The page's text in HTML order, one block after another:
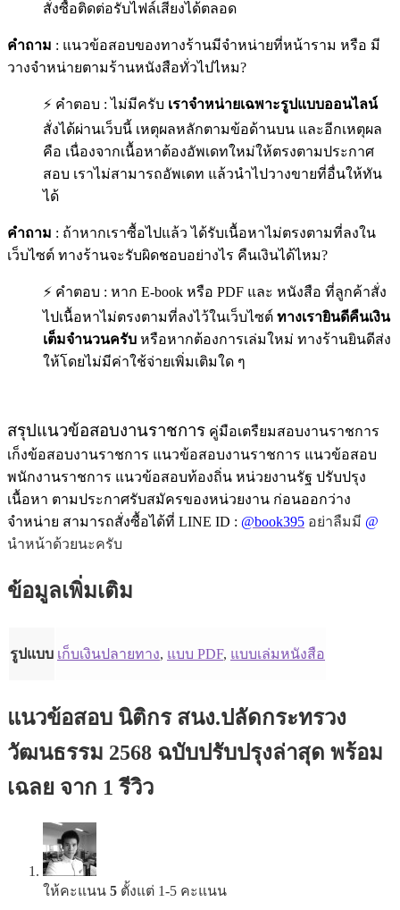
สั่งซื้อติดต่อรับไฟล์เสียงได้ตลอด
คำถาม : แนวข้อสอบของทางร้านมีจำหน่ายที่หน้าราม หรือ มี
วางจำหน่ายตามร้านหนังสือทั่วไปไหม?
⚡ คำตอบ : ไม่มีครับ เราจำหน่ายเฉพาะรูปแบบออนไลน์
สั่งได้ผ่านเว็บนี้ เหตุผลหลักตามข้อด้านบน และอีกเหตุผล
คือ เนื่องจากเนื้อหาต้องอัพเดทใหม่ให้ตรงตามประกาศ
สอบ เราไม่สามารถอัพเดท แล้วนำไปวางขายที่อื่นให้ทัน
ได้
คำถาม : ถ้าหากเราซื้อไปแล้ว ได้รับเนื้อหาไม่ตรงตามที่ลงใน
เว็บไซต์ ทางร้านจะรับผิดชอบอย่างไร คืนเงินได้ไหม?
⚡ คำตอบ : หาก E-book หรือ PDF และ หนังสือ ที่ลูกค้าสั่ง
ไปเนื้อหาไม่ตรงตามที่ลงไว้ในเว็บไซต์ ทางเรายินดีคืนเงิน
เต็มจำนวนครับ หรือหากต้องการเล่มใหม่ ทางร้านยินดีส่ง
ให้โดยไม่มีค่าใช้จ่ายเพิ่มเติมใด ๆ
สรุปแนวข้อสอบงานราชการ คู่มือเตรืยมสอบงานราชการ
เก็งข้อสอบงานราชการ แนวข้อสอบงานราชการ แนวข้อสอบ
พนักงานราชการ แนวข้อสอบท้องถิ่น หน่วยงานรัฐ ปรับปรุง
เนื้อหา ตามประกาศรับสมัครของหน่วยงาน ก่อนออกว่าง
จำหน่าย สามารถสั่งซื้อได้ที่ LINE ID : @book395 อย่าลืมมี @
นำหน้าด้วยนะครับ
ข้อมูลเพิ่มเติม
รูปแบบ เก็บเงินปลายทาง, แบบ PDF, แบบเล่มหนังสือ
แนวข้อสอบ นิติกร สนง.ปลัดกระทรวง
วัฒนธรรม 2568 ฉบับปรับปรุงล่าสุด พร้อม
เฉลย จาก 1 รีวิว
ให้คะแนน 5 ตั้งแต่ 1-5 คะแนน